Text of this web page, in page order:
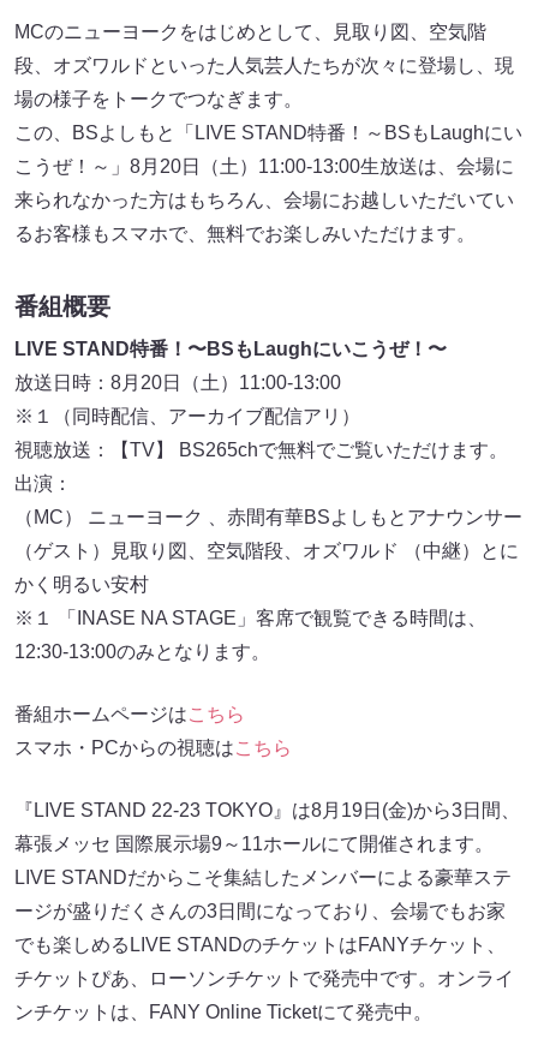
MCのニューヨークをはじめとして、見取り図、空気階
段、オズワルドといった人気芸人たちが次々に登場し、現
場の様子をトークでつなぎます。
この、BSよしもと「LIVE STAND特番！～BSもLaughにい
こうぜ！～」8月20日（土）11:00-13:00生放送は、会場に
来られなかった方はもちろん、会場にお越しいただいてい
るお客様もスマホで、無料でお楽しみいただけます。
番組概要
LIVE STAND特番！〜BSもLaughにいこうぜ！〜
放送日時：8月20日（土）11:00-13:00
※１（同時配信、アーカイブ配信アリ）
視聴放送：【TV】 BS265chで無料でご覧いただけます。
出演：
（MC） ニューヨーク 、赤間有華BSよしもとアナウンサー
（ゲスト）見取り図、空気階段、オズワルド （中継）とに
かく明るい安村
※１ 「INASE NA STAGE」客席で観覧できる時間は、
12:30-13:00のみとなります。
番組ホームページはこちら
スマホ・PCからの視聴はこちら
『LIVE STAND 22-23 TOKYO』は8月19日(金)から3日間、
幕張メッセ 国際展示場9～11ホールにて開催されます。
LIVE STANDだからこそ集結したメンバーによる豪華ステ
ージが盛りだくさんの3日間になっており、会場でもお家
でも楽しめるLIVE STANDのチケットはFANYチケット、
チケットぴあ、ローソンチケットで発売中です。オンライ
ンチケットは、FANY Online Ticketにて発売中。